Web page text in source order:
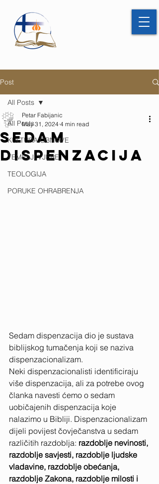
Post
All Posts
KULTURA OBNOVE
TEMELJI VJERE
TEOLOGIJA
PORUKE OHRABRENJA
All Posts
SEDAM
DISPENZACIJA
Petar Fabijanic
May 31, 2024 4 min read
Sedam dispenzacija dio je sustava
biblijskog tumačenja koji se naziva
dispenzacionalizam.
Neki dispenzacionalisti identificiraju
više dispenzacija, ali za potrebe ovog
članka navesti ćemo o sedam
uobičajenih dispenzacija koje
nalazimo u Bibliji. Dispenzacionalizam
dijeli povijest čovječanstva u sedam
različitih razdoblja: razdoblje nevinosti,
razdoblje savjesti, razdoblje ljudske
vladavine, razdoblje obećanja,
razdoblje Zakona, razdoblje milosti i